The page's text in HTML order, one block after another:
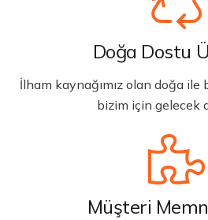
Doğa Dostu
İlham kaynağımız olan doğa ile
bizim için gelecek
Müşteri